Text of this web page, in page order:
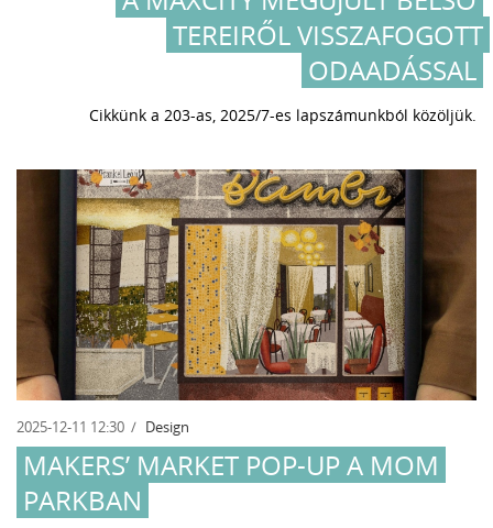
TEREIRŐL VISSZAFOGOTT
ODAADÁSSAL
Cikkünk a 203-as, 2025/7-es lapszámunkból közöljük.
2025-12-11 12:30 Design
MAKERS’ MARKET POP-UP A MOM
PARKBAN